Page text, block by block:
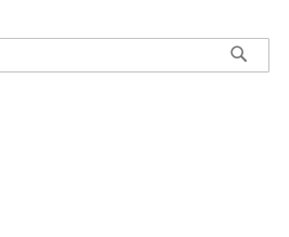
Buscar